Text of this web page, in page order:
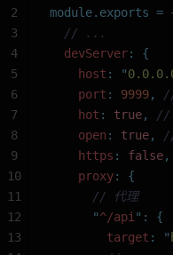
module.exports =
  // ...
  devServer
:
{
    host
: "
    port
: 9999,
    hot
: true,
//
    open
: true,
//
    https
: false,
    proxy
:
{
      // 代理
      "
^/api " :
{
        target
: "
2
3
4
5
6
7
8
9
10
11
12
13